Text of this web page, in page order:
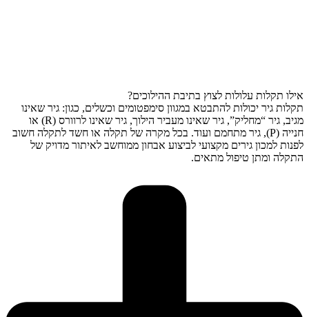
אילו תקלות עלולות לצוץ בתיבת ההילוכים?
תקלות גיר יכולות להתבטא במגוון סימפטומים וכשלים, כגון: גיר שאינו
מגיב, גיר “מחליק”, גיר שאינו מעביר הילוך, גיר שאינו לרוורס (R) או
חנייה (P), גיר מתחמם ועוד. בכל מקרה של תקלה או חשד לתקלה חשוב
לפנות למכון גירים מקצועי לביצוע אבחון ממוחשב לאיתור מדויק של
התקלה ומתן טיפול מתאים.